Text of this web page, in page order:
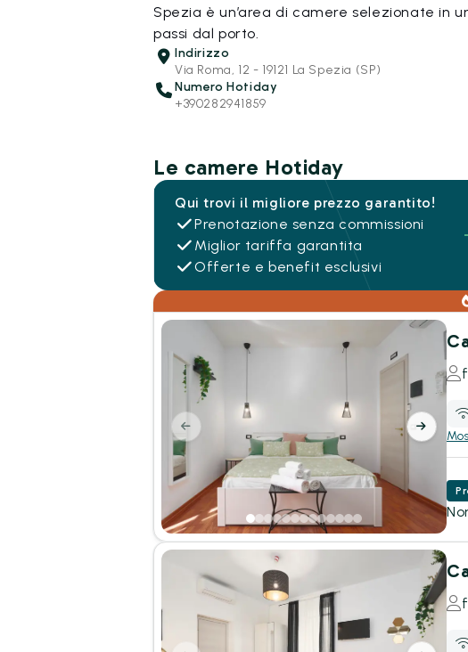
Spezia è un’area di camere selezionate in
passi dal porto.
Indirizzo
Via Roma, 12 - 19121 La Spezia (SP)
Numero Hotiday
+390282941859
Le camere Hotiday
Qui trovi il migliore prezzo garantito!
Prenotazione senza commissioni
Miglior tariffa garantita
Offerte e benefit esclusivi